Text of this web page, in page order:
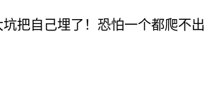
把自己埋了！恐怕一个都爬不出